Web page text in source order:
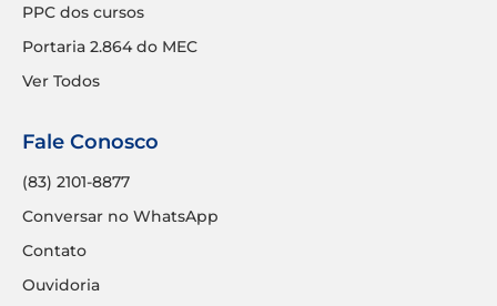
PPC dos cursos
Portaria 2.864 do MEC
Ver Todos
Fale Conosco
(83) 2101-8877
Conversar no WhatsApp
Contato
Ouvidoria